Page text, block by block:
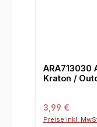
ARA713030
Kraton /
Regulärer
3,99 €
Preise inkl.